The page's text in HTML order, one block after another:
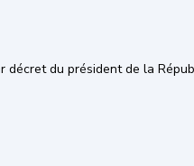
décret du président de la